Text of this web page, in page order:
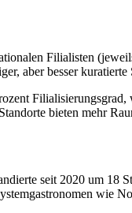
Filialisten
aber besser
bieten mehr
seit 2020 um 18
wie